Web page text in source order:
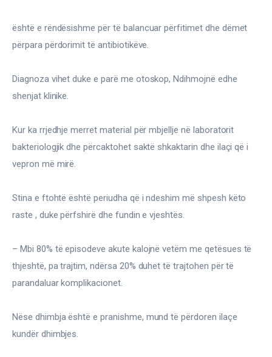
është e rëndësishme për të balancuar përfitimet dhe dëmet
përpara përdorimit të antibiotikëve.
Diagnoza vihet duke e parë me otoskop, Ndihmojnë edhe
shenjat klinike.
Kur ka rrjedhje merret material për mbjellje në laboratorit
bakteriologjik dhe përcaktohet saktë shkaktarin dhe ilaçi që i
vepron më mirë.
Stina e ftohtë është periudha që i ndeshim më shpesh këto
raste , duke përfshirë dhe fundin e vjeshtës.
– Mbi 80% të episodeve akute kalojnë vetëm me qetësues të
thjeshtë, pa trajtim, ndërsa 20% duhet të trajtohen për të
parandaluar komplikacionet.
Nëse dhimbja është e pranishme, mund të përdoren ilaçe
kundër dhimbjes.